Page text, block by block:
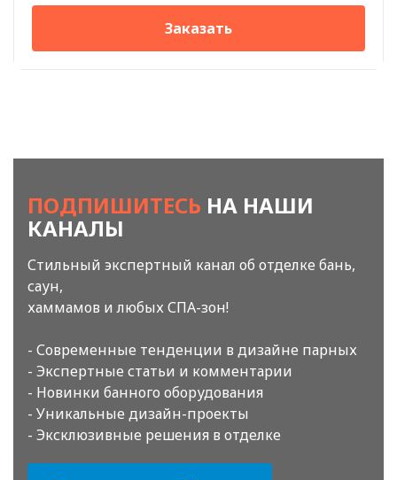
Заказать
ПОДПИШИТЕСЬ НА НАШИ
КАНАЛЫ
Стильный экспертный канал об отделке бань,
саун,
хаммамов и любых СПА-зон!
- Современные тенденции в дизайне парных
- Экспертные статьи и комментарии
- Новинки банного оборудования
- Уникальные дизайн-проекты
- Эксклюзивные решения в отделке